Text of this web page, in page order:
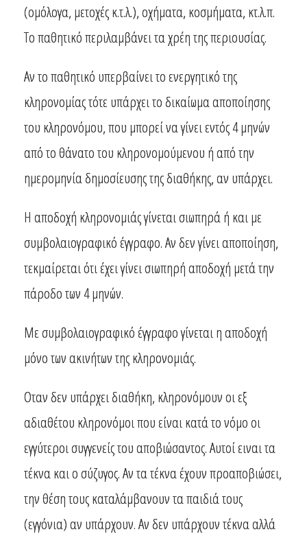
(ομόλογα, μετοχές κ.τ.λ.), οχήματα, κοσμήματα, κτ.λ.π.
Το παθητικό περιλαμβάνει τα χρέη της περιουσίας.
Αν το παθητικό υπερβαίνει το ενεργητικό της
κληρονομίας τότε υπάρχει το δικαίωμα αποποίησης
του κληρονόμου, που μπορεί να γίνει εντός 4 μηνών
από το θάνατο του κληρονομούμενου ή από την
ημερομηνία δημοσίευσης της διαθήκης, αν υπάρχει.
Η αποδοχή κληρονομιάς γίνεται σιωπηρά ή και με
συμβολαιογραφικό έγγραφο. Αν δεν γίνει αποποίηση,
τεκμαίρεται ότι έχει γίνει σιωπηρή αποδοχή μετά την
πάροδο των 4 μηνών.
Με συμβολαιογραφικό έγγραφο γίνεται η αποδοχή
μόνο των ακινήτων της κληρονομιάς.
Οταν δεν υπάρχει διαθήκη, κληρονόμουν οι εξ
αδιαθέτου κληρονόμοι που είναι κατά το νόμο οι
εγγύτεροι συγγενείς του αποβιώσαντος. Αυτοί ειναι τα
τέκνα και ο σύζυγος. Αν τα τέκνα έχουν προαποβιώσει,
την θέση τους καταλάμβανουν τα παιδιά τους
(εγγόνια) αν υπάρχουν. Αν δεν υπάρχουν τέκνα αλλά